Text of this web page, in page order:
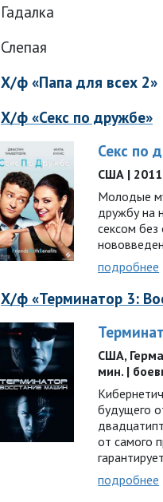
Гадалка
Слепая
Х/ф «Папа для всех 2»
Х/ф «Секс по дружбе»
Секс по
США | 2011
Молодые
дружбу на
сексом без
подробнее
Х/ф «Терминатор 3:
США,
мин. |
будущего
от самого
подробнее